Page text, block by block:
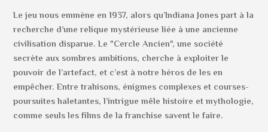
Le jeu nous emmène en 1937, alors qu’Indiana Jones part à la
recherche d’une relique mystérieuse liée à une ancienne
civilisation disparue. Le "Cercle Ancien", une société
secrète aux sombres ambitions, cherche à exploiter le
pouvoir de l’artefact, et c’est à notre héros de les en
empêcher. Entre trahisons, énigmes complexes et courses-
poursuites haletantes, l’intrigue mêle histoire et mythologie,
comme seuls les films de la franchise savent le faire.